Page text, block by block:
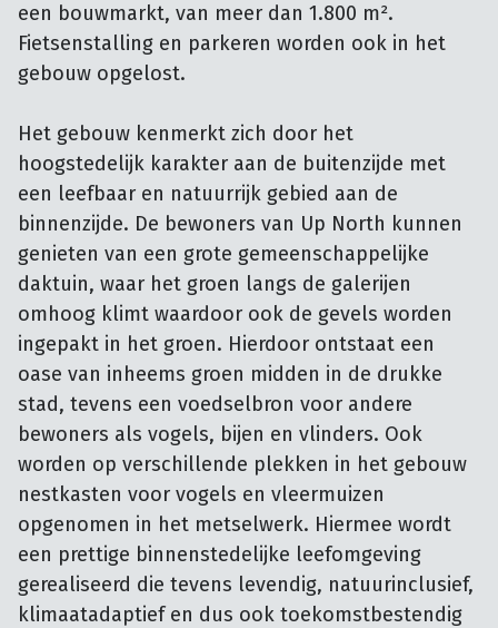
een bouwmarkt, van meer dan 1.800 m².
Fietsenstalling en parkeren worden ook in het
gebouw opgelost.
Het gebouw kenmerkt zich door het
hoogstedelijk karakter aan de buitenzijde met
een leefbaar en natuurrijk gebied aan de
binnenzijde. De bewoners van Up North kunnen
genieten van een grote gemeenschappelijke
daktuin, waar het groen langs de galerijen
omhoog klimt waardoor ook de gevels worden
ingepakt in het groen. Hierdoor ontstaat een
oase van inheems groen midden in de drukke
stad, tevens een voedselbron voor andere
bewoners als vogels, bijen en vlinders. Ook
worden op verschillende plekken in het gebouw
nestkasten voor vogels en vleermuizen
opgenomen in het metselwerk. Hiermee wordt
een prettige binnenstedelijke leefomgeving
gerealiseerd die tevens levendig, natuurinclusief,
klimaatadaptief en dus ook toekomstbestendig